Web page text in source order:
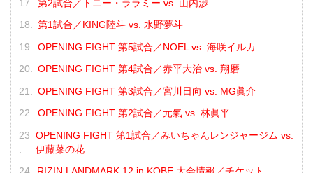
第2試合／トニー・ララミー vs. 山内渉
第1試合／KING陸斗 vs. 水野夢斗
OPENING FIGHT 第5試合／NOEL vs. 海咲イルカ
OPENING FIGHT 第4試合／赤平大治 vs. 翔磨
OPENING FIGHT 第3試合／宮川日向 vs. MG眞介
OPENING FIGHT 第2試合／元氣 vs. 林眞平
OPENING FIGHT 第1試合／みいちゃんレンジャージム vs.
伊藤菜の花